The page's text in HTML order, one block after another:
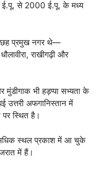
ई.पू. से 2000 ई.पू. के मध्य
छह प्रमुख नगर थे—
राखीगढ़ी और
मुंडीगाक भी हड़प्पा सभ्यता के
उत्तरी अफगानिस्तान में
स्थित है।
स्थल प्रकाश में आ चुके
में हैं।